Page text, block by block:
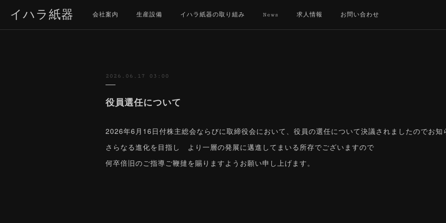
イハラ紙器 会社案内 生産設備 イハラ紙器の取り組み News 求人情報 お問い合わせ
2026.06.17 03:00
役員選任について
2026年6月16日付株主総会ならびに取締役会において、役員の選任について決議されましたのでお知
さらなる進化を目指し より一層の発展に邁進してまいる所存でございますので
何卒倍旧のご指導ご鞭撻を賜りますようお願い申し上げます。